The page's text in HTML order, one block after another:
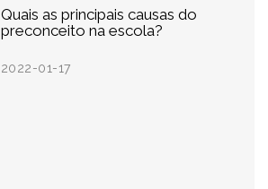
Quais as principais causas do
preconceito na escola?
2022-01-17